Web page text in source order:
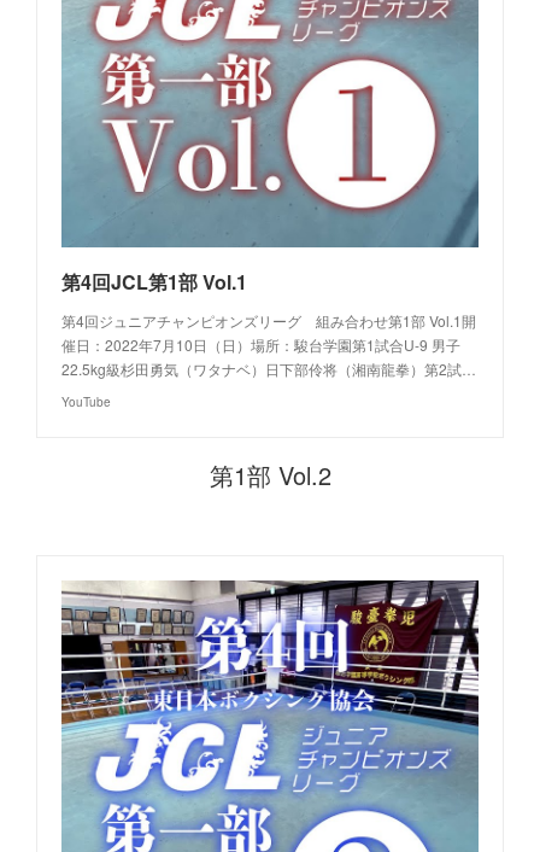
第4回JCL第1部 Vol.1
第4回ジュニアチャンピオンズリーグ 組み合わせ第1部 Vol.1開
催日：2022年7月10日（日）場所：駿台学園第1試合U-9 男子
22.5kg級杉田勇気（ワタナベ）日下部伶将（湘南龍拳）第2試…
YouTube
第1部 Vol.2